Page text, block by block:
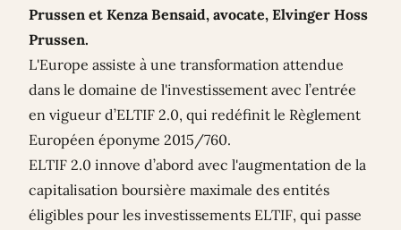
Prussen et Kenza Bensaid, avocate, Elvinger Hoss
Prussen.
L'Europe assiste à une transformation attendue
dans le domaine de l'investissement avec l’entrée
en vigueur d’ELTIF 2.0, qui redéfinit le Règlement
Européen éponyme 2015/760.
ELTIF 2.0 innove d’abord avec l'augmentation de la
capitalisation boursière maximale des entités
éligibles pour les investissements ELTIF, qui passe